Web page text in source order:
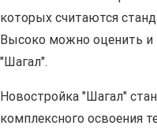
которых считаются
Высоко можно оценить
"Шагал".
Новостройка "Шагал"
комплексного освоения